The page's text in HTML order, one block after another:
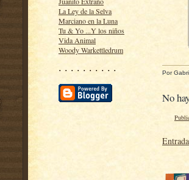
La Ley de la Selva
Marciano en la Luna
Tu & Yo ...Y los niños
Vida Animal
Woody Warkettledrum
· · · · · · · · · · Por
No